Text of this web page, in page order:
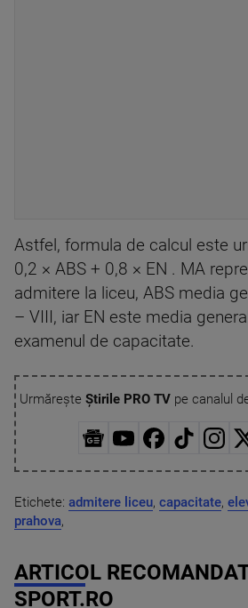
Astfel, formula de calcul este
0,2 × ABS + 0,8 × EN . MA
admitere la liceu, ABS media
– VIII, iar EN este media
examenul de capacitate.
Urmărește Știrile PRO TVpe canalul
Etichete: admitere liceu, capacitate,
prahova,
ARTICOL
SPORT.RO